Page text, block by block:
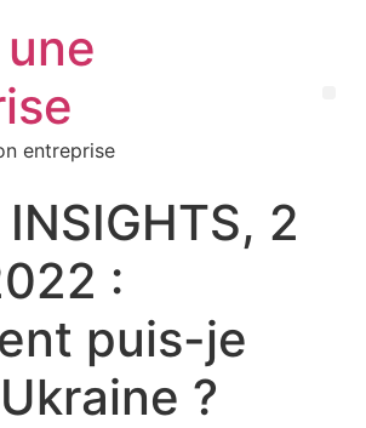
entreprise
2
:
puis-je
?